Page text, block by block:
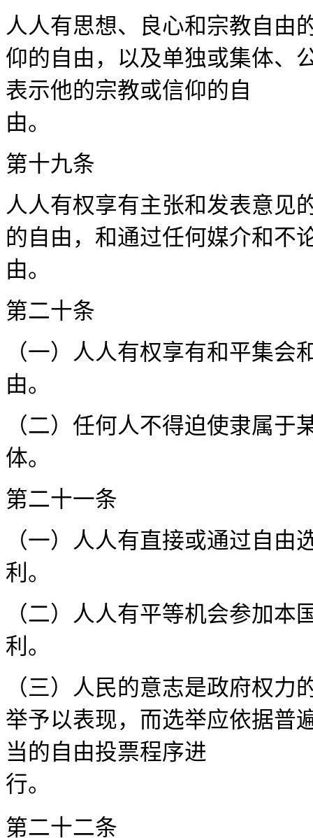
人人有思想、良心和宗教自由
仰的自由，以及单独或集体、
表示他的宗教或信仰的自
第十
人人有权享有主张和发表意见
的自由，和通过任何媒介和不
由。
第二
（一）人人有权享有和平集会
由
（二）任何人不得迫使隶属于
体
第二十
（一）人人有直接或通过自
利。
（二）人人有平等机会参加本
利
（三）人民的意志是政府权
举予以表现，而选举应依据普
当的自由投票程序进
第二十